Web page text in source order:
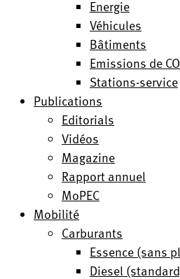
Energie
Véhicules
Bâtiments
Emissions de
Stations-service
Publications
Editorials
Vidéos
Magazine
Rapport annuel
MoPEC
Mobilité
Carburants
Essence (sans
Diesel